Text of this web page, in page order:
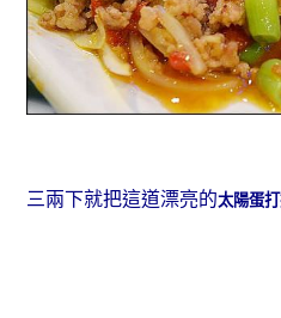
三兩下就把這道漂亮的太陽蛋